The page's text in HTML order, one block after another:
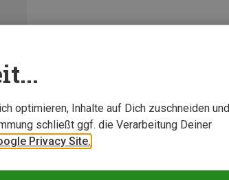
optimieren, Inhalte auf Dich zuschneiden und
schließt ggf. die Verarbeitung Deiner
Privacy Site.